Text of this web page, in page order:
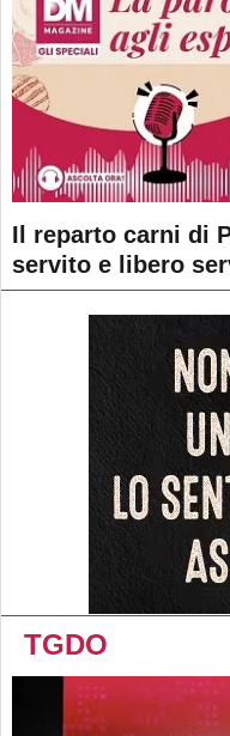
Il reparto carni di
servito e libero
TGDO